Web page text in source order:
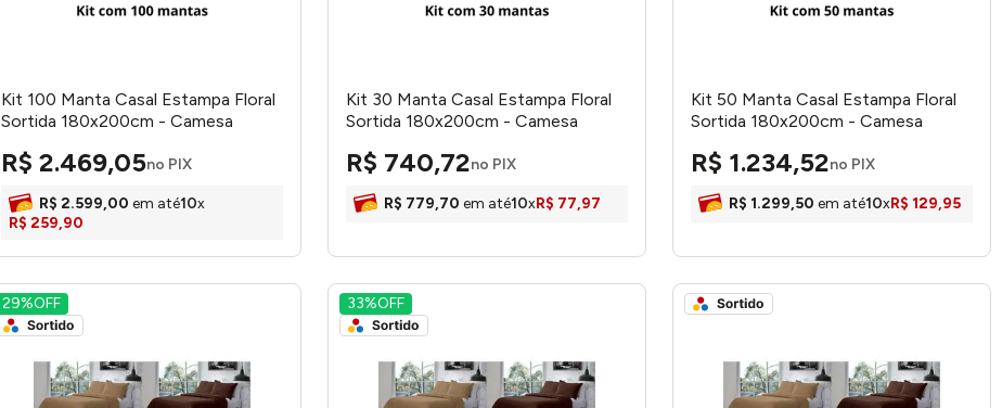
Kit 100 Manta Casal Estampa Floral
Sortida 180x200cm - Camesa
R$ 2.469,05no PIX
R$ 2.599,00 em até10x
R$ 259,90
Kit 30 Manta Casal Estampa Floral
Sortida 180x200cm - Camesa
R$ 740,72no PIX
R$ 779,70 em até10xR$ 77,97
Kit 50 Manta Casal Estampa Floral
Sortida 180x200cm - Camesa
R$ 1.234,52no PIX
R$ 1.299,50 em até10xR$ 129,95
29%OFF 33%OFF